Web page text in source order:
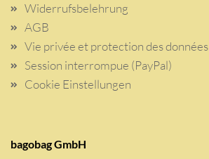
Widerrufsbelehrung
AGB
Vie privée et protection des données
Session interrompue (PayPal)
Cookie Einstellungen
bagobag GmbH